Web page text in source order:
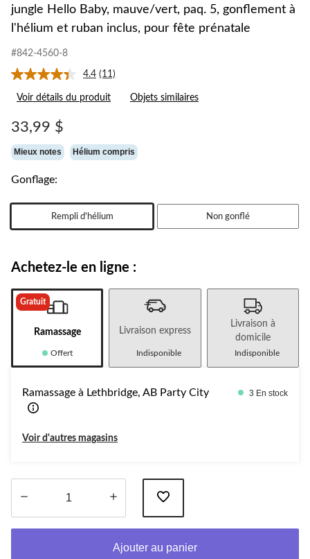
jungle Hello Baby, mauve/vert, paq. 5, gonflement à
l'hélium et ruban inclus, pour fête prénatale
#842-4560-8
4.4 Lire
les
11
la
même
(11)
Voir détails du produit Objets similaires
33,99 $
Mieux notes Hélium compris
Gonflage:
Rempli d'hélium Non gonflé
Achetez-le en ligne :
Gratuit
Ramassage
Offert
Livraison express
Indisponible
Livraison à
domicile
Indisponible
Ramassage à Lethbridge, AB Party City 3 En stock
Voir d'autres magasins
Ajouter au panier